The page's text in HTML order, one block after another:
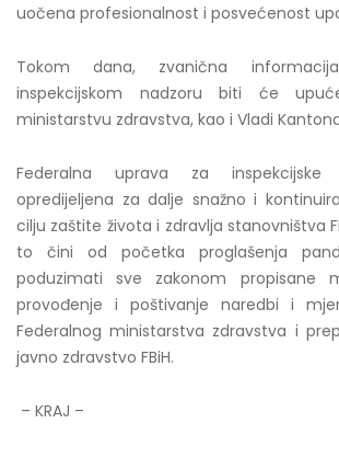
uočena profesionalnost i posvećenost
Tokom dana, zvanična
inspekcijskom nadzoru biti će
ministarstvu zdravstva, kao i Vladi
Federalna uprava za inspekcijske
opredijeljena za dalje snažno i
cilju zaštite života i zdravlja stanovništva
to čini od početka proglašenja
poduzimati sve zakonom propisane
provođenje i poštivanje naredbi i
Federalnog ministarstva zdravstva i
javno zdravstvo FBiH.
– KRAJ –